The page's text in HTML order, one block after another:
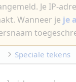
Je IP-
Wanneer je je
Speciale tekens